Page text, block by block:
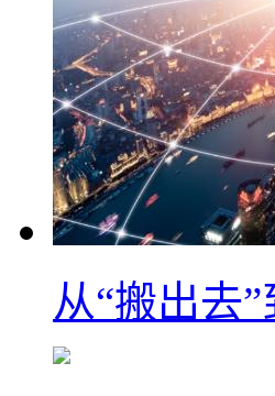
从“搬出去